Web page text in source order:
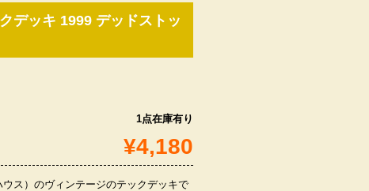
デッキ 1999 デッドストッ
1点在庫有り
¥4,180
ス）のヴィンテージのテックデッキで